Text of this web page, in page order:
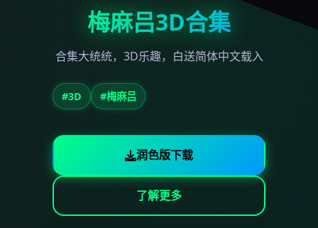
梅麻吕3D合集
合集大统统，3D乐趣，白送简体中文载入
#3D #梅麻吕
润色版下载
了解更多